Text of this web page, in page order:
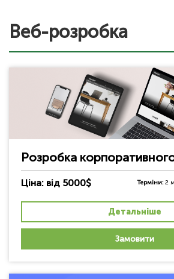
Веб-розробка
Розробка
Ціна: від 5000$ Терміни:2
Детальніше
Замовити